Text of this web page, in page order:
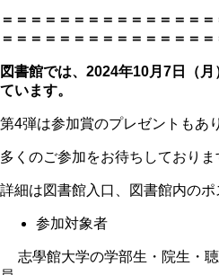
＝＝＝＝＝＝＝＝＝＝＝＝＝＝
＝＝＝＝＝＝＝＝＝＝＝＝＝＝＝
図書館では、2024年10月7日（
ています。
第4弾は参加賞のプレゼントもあ
多くのご参加をお待ちしておりま
詳細は図書館入口、図書館内のポ
参加対象者
志學館大学の学部生・院生・